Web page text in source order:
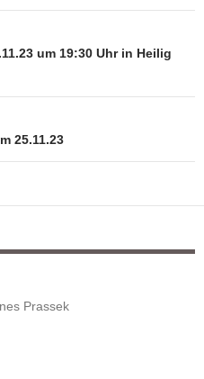
um 19:30 Uhr in Heilig
25.11.23
Prassek